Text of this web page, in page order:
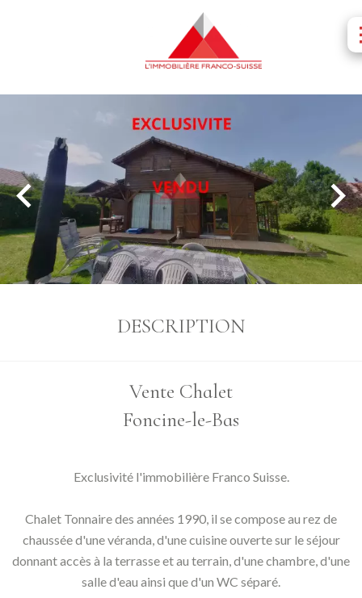
DESCRIPTION
Vente Chalet
Foncine-le-Bas
Exclusivité l'immobilière Franco Suisse.
Chalet Tonnaire des années 1990, il se compose au rez de
chaussée d'une véranda, d'une cuisine ouverte sur le séjour
donnant accès à la terrasse et au terrain, d'une chambre, d'une
salle d'eau ainsi que d'un WC séparé.